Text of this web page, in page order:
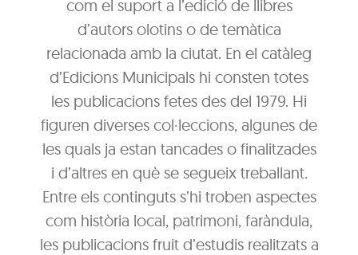
com el suport a l’edició de llibres
d’autors olotins o de temàtica
relacionada amb la ciutat. En el catàleg
d’Edicions Municipals hi consten totes
les publicacions fetes des del 1979. Hi
figuren diverses col·leccions, algunes de
les quals ja estan tancades o finalitzades
i d’altres en què se segueix treballant.
Entre els continguts s’hi troben aspectes
com història local, patrimoni, faràndula,
les publicacions fruit d’estudis realitzats a